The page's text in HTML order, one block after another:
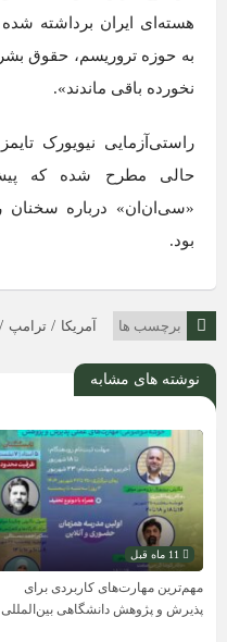
هسته‌ای ایران برداشته
به حوزه تروریسم، حقوق
نخورده باقی ماندند».
راستی‌آزمایی نیویورک
حالی مطرح شده که
«سی‌ان‌ان» درباره سخنان
بود.
برچسب ها آمریکا / ترامپ /
نوشته های مشابه
مهم‌ترین مهارت‌های کاربردی برای
پذیرش و پژوهش دانشگاهی بین‌المللی